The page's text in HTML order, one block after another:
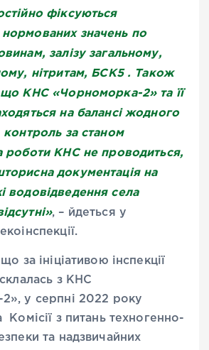
фіксуються
значень по
залізу загальному,
нітритам, БСК5 . Також
КНС «Чорноморка-2» та її
на балансі жодного
контроль за станом
роботи КНС не проводиться,
документація на
водовідведення села
, – йдеться у
за ініціативою інспекції
з КНС
у серпні 2022 року
Комісії з питань техногенно-
та надзвичайних